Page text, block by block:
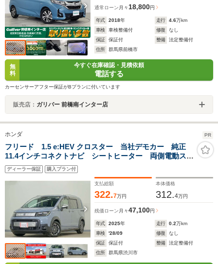
通常ローン 月々18,800円
年式 2018年 走行 4.6万km
車検
車検整備付 修復
なし
保証
保証付 整備
法定整備付
住所
群馬県前橋市
無
料
今すぐ在庫確認・見積依頼
電話する
カーセンサーアフター保証がBプランに付いています
販売店： ガリバー 前橋南インター店
ホンダ PR
フリード 1.5 e:HEV クロスター 当社デモカー 純正
11.4インチコネクトナビ シートヒーター 両側電動スラ
イドドア LEDヘッドライト オートハイビーム ブラ
インドスポットインフォメーション 渋滞追従機能付き
ACC 衝突軽減ブレーキ
ディーラー保証 購入プラン付
支払総額
322.7万円
本体価格
312.4万円
残価ローン 月々47,100円
年式 2025年 走行 0.2万km
車検
'28/09 修復
なし
保証
保証付 整備
法定整備付
住所
群馬県渋川市